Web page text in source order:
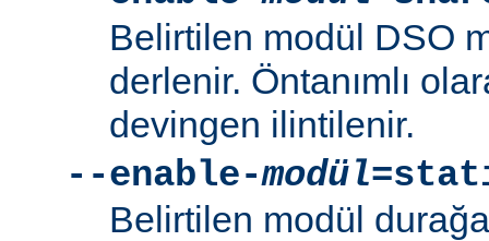
Belirtilen modül DSO
derlenir. Öntanımlı
devingen ilintilenir.
--enable-modül
Belirtilen modül